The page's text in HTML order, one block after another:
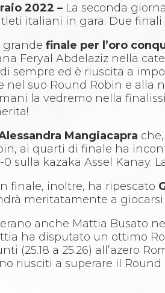
Partners
Trasparenza
trasparente
Avvisi
d’Appalto
Judo
La disciplina
News
Didattica
e Risultati
Arbitri
Lotta
News
e Risultati
Didattica
Albi Federali
2022 – La seconda
italiani in gara. Due
grandefinale per l’oro
Feryal Abdelaziz nella
sempre ed è riuscita a
nel suo Round Robin e alla
la vedremo nella
Mangiacapra
ai quarti di finale ha
sulla kazaka Assel Kanay.
finale, inoltre, ha ripescato
meritatamente a
anche Mattia Busato
ha disputato un ottimo
(25.18 a 25.26) all’azero
riusciti a superare il